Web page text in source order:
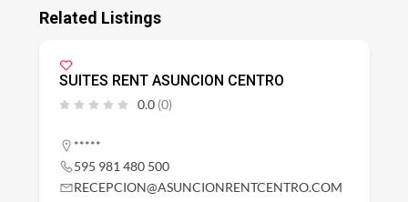
Related Listings
SUITES RENT ASUNCION CENTRO
0.0 (0)
*****
595 981 480 500
RECEPCION@ASUNCIONRENTCENTRO.COM